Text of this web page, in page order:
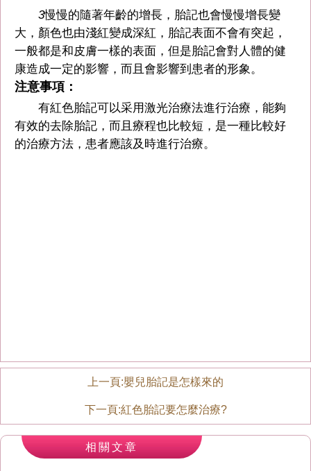
3慢慢的隨著年齡的增長，胎記也會慢慢增長變
大，顏色也由淺紅變成深紅，胎記表面不會有突起，
一般都是和皮膚一樣的表面，但是胎記會對人體的健
康造成一定的影響，而且會影響到患者的形象。
注意事項：
有紅色胎記可以采用激光治療法進行治療，能夠
有效的去除胎記，而且療程也比較短，是一種比較好
的治療方法，患者應該及時進行治療。
上一頁:嬰兒胎記是怎樣來的
下一頁:紅色胎記要怎麼治療?
相關文章